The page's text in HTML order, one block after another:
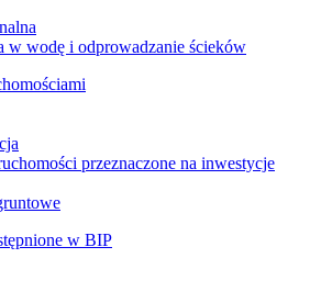
w wodę i odprowadzanie ścieków
przeznaczone na inwestycje
w BIP